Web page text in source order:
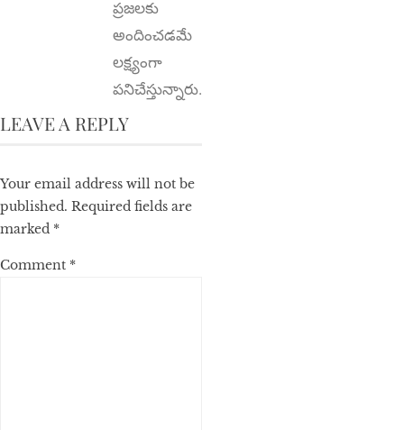
ప్రజలకు
అందించడమే
లక్ష్యంగా
పనిచేస్తున్నారు.
LEAVE A REPLY
Your email address will not be
published. Required fields are
marked *
Comment *